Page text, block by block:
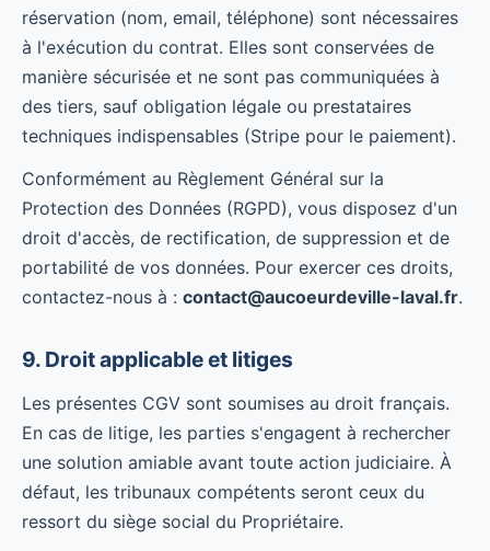
réservation (nom, email, téléphone) sont nécessaires
à l'exécution du contrat. Elles sont conservées de
manière sécurisée et ne sont pas communiquées à
des tiers, sauf obligation légale ou prestataires
techniques indispensables (Stripe pour le paiement).
Conformément au Règlement Général sur la
Protection des Données (RGPD), vous disposez d'un
droit d'accès, de rectification, de suppression et de
portabilité de vos données. Pour exercer ces droits,
contactez-nous à : contact@aucoeurdeville-laval.fr.
9. Droit applicable et litiges
Les présentes CGV sont soumises au droit français.
En cas de litige, les parties s'engagent à rechercher
une solution amiable avant toute action judiciaire. À
défaut, les tribunaux compétents seront ceux du
ressort du siège social du Propriétaire.